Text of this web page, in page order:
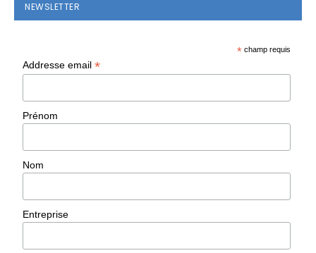
NEWSLETTER
* champ requis
Addresse email*
Prénom
Nom
Entreprise